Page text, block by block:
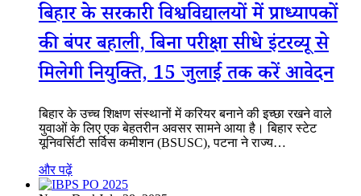
बिहार के सरकारी विश्वविद्यालयों में प्राध्यापकों
की बंपर बहाली, बिना परीक्षा सीधे इंटरव्यू से
मिलेगी नियुक्ति, 15 जुलाई तक करें आवेदन
बिहार के उच्च शिक्षण संस्थानों में करियर बनाने की इच्छा रखने वाले
युवाओं के लिए एक बेहतरीन अवसर सामने आया है। बिहार स्टेट
यूनिवर्सिटी सर्विस कमीशन (BSUSC), पटना ने राज्य…
और पढ़ें